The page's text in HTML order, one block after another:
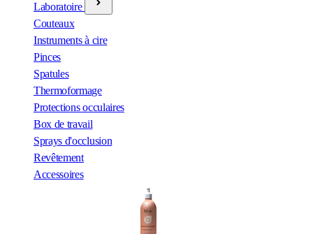
Laboratoire
Couteaux
Instruments à cire
Pinces
Spatules
Thermoformage
Protections occulaires
Box de travail
Sprays d'occlusion
Revêtement
Accessoires